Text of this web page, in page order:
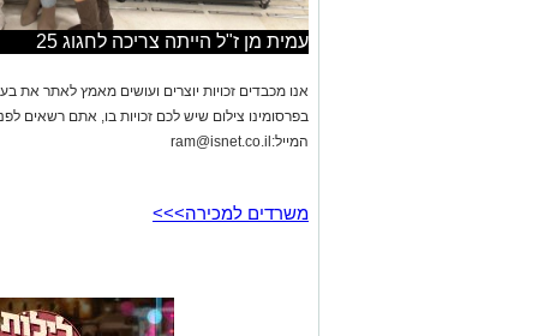
עמית מן ז"ל הייתה צריכה לחגוג 25
אנו מכבדים זכויות יוצרים ועושים מאמץ לאתר את
בפרסומינו צילום שיש לכם זכויות בו, אתם רשאים
המייל: ram@isnet.co.il
משרדים למכירה>>>